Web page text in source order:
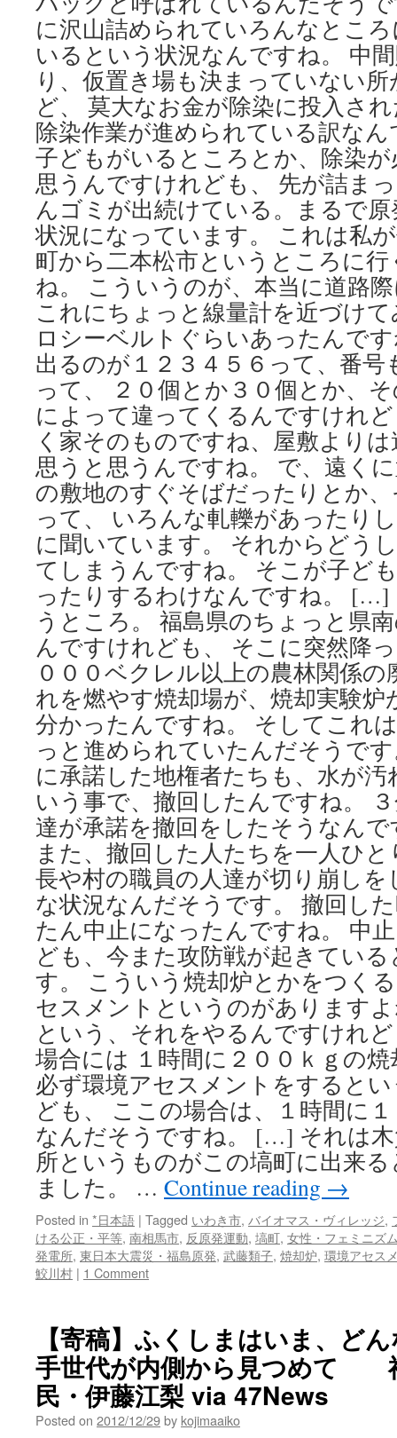
に沢山詰められていろんなとこ
いるという状況なんですね。 中
り、仮置き場も決まっていない
ど、 莫大なお金が除染に投入さ
除染作業が進められている訳な
子どもがいるところとか、除染
思うんですけれども、 先が詰ま
んゴミが出続けている。まるで
状況になっています。 これは私
町から二本松市というところに
ね。 こういうのが、本当に道路
これにちょっと線量計を近づけ
ロシーベルトぐらいあったんで
出るのが１２３４５６って、番
って、 ２０個とか３０個とか、
によって違ってくるんですけれ
く家そのものですね、屋敷より
思うと思うんですね。 で、遠く
の敷地のすぐそばだったりとか
って、 いろんな軋轢があったり
に聞いています。 それからどう
てしまうんですね。 そこが子ど
ったりするわけなんですね。 […]
うところ。 福島県のちょっと県
んですけれども、 そこに突然降
０００ベクレル以上の農林関係
れを燃やす焼却場が、焼却実験
分かったんですね。 そしてこれ
っと進められていたんだそうで
に承諾した地権者たちも、水が
いう事で、撤回したんですね。
達が承諾を撤回をしたそうなん
また、撤回した人たちを一人ひ
長や村の職員の人達が切り崩し
な状況なんだそうです。 撤回し
たん中止になったんですね。 中
ども、今また攻防戦が起きてい
す。 こういう焼却炉とかをつく
セスメントというのがあります
という、それをやるんですけれ
場合には １時間に２００ｋｇの
必ず環境アセスメントをすると
ども、 ここの場合は、１時間に
なんだそうですね。 […] それは
所というものがこの塙町に出来
ました。 … Continue reading →
Posted in *日本語 | Tagged いわき市, バイオマス・ヴィレッジ,
ける公正・平等, 南相馬市, 反原発運動, 塙町, 女性・フェミニズ
発電所, 東日本大震災・福島原発, 武藤類子, 焼却炉, 環境アセス
鮫川村 | 1 Comment
【寄稿】ふくしまはいま、ど
手世代が内側から見つめて
民・伊藤江梨 via 47News
Posted on 2012/12/29by kojimaaiko